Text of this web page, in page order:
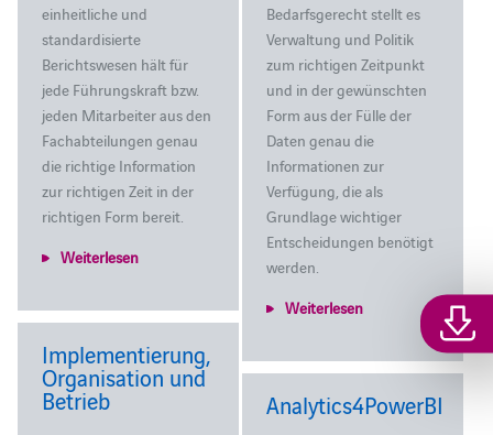
einheitliche und
standardisierte
Berichtswesen hält für
jede Führungskraft bzw.
jeden Mitarbeiter aus den
Fachabteilungen genau
die richtige Information
zur richtigen Zeit in der
richtigen Form bereit.
Weiterlesen
Bedarfsgerecht stellt es
Verwaltung und Politik
zum richtigen Zeitpunkt
und in der gewünschten
Form aus der Fülle der
Daten genau die
Informationen zur
Verfügung, die als
Grundlage wichtiger
Entscheidungen benötigt
werden.
Weiterlesen
Implementierung,
Organisation und
Betrieb Analytics4PowerBI